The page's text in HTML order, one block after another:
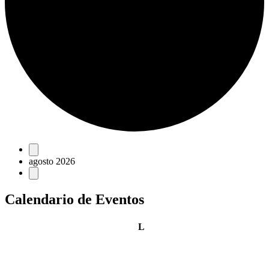
Eventos
agosto 2026
Calendario de Eventos
Llunes